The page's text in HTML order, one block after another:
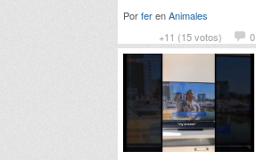
+11 (15 votos) 0
PorferenAnimales